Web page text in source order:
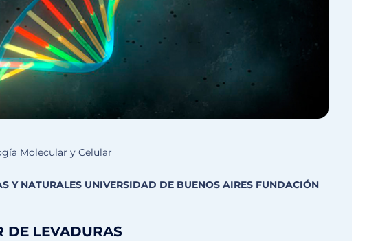
Molecular y Celular
Y NATURALES UNIVERSIDAD DE BUENOS AIRES FUNDACIÓN
DE LEVADURAS